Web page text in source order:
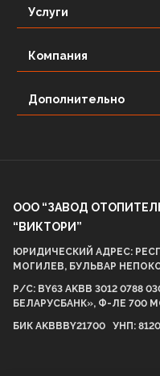
Услуги
Компания
Дополнительно
ООО “ЗАВОД
“ВИКТОРИ”
ЮРИДИЧЕСКИЙ АДРЕС:
МОГИЛЕВ, БУЛЬВАР
Р/С: BY63 AKBB 3012 0788
БЕЛАРУСБАНК», Ф-ЛЕ 700
БИК AKBBBY21700 УНП: